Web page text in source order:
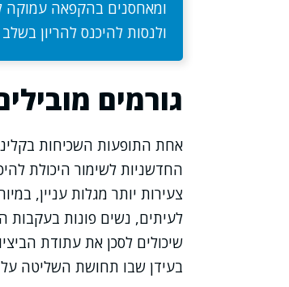
ומאחסנים בהקפאה עמוקה
ולנסות להיכנס להריון
גורמים
אחת התופעות השכיחות
צעירות יותר מגלות עניין,
לעיתים, נשים פונות בעקבות
שיכולים לסכן את עתודת
בעידן שבו תחושת השליטה